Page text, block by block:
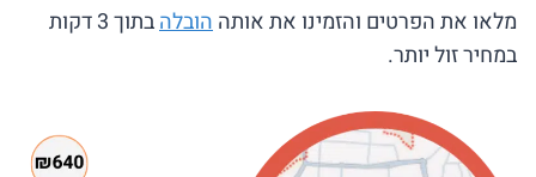
מלאו את הפרטים והזמינו את אותההובלה
בתוך 3 דקות
במחיר זול יותר.